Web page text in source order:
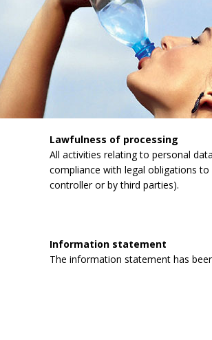
Lawfulness of processing
All activities relating to personal
compliance with legal obligations
controller or by third parties).
Information statement
The information statement has